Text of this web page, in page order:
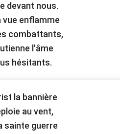
devant nous.
vue enflamme
combattants,
l'âme
hésitants.
la bannière
au vent,
sainte guerre